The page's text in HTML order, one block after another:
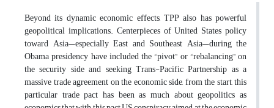
Beyond its dynamic economic effects, TPP also has powerful
geopolitical implications. Centerpieces of United States policy
toward Asia—especially East and Southeast Asia—during the
Obama presidency have included the “pivot” or “rebalancing” on
the security side and seeking Trans-Pacific Partnership as a
massive trade agreement on the economic side, from the start, this
particular trade pact has been as much about geopolitics as